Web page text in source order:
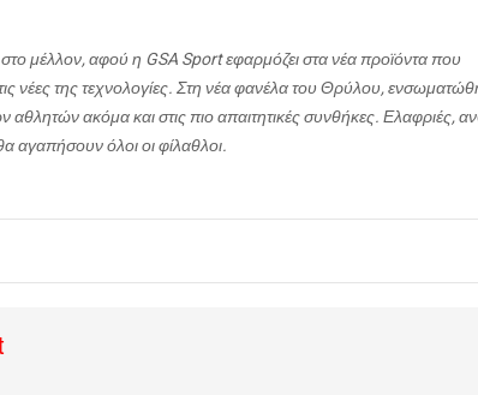
μέλλον, αφού η GSA Sport εφαρμόζει στα νέα προϊόντα που
νέες της τεχνολογίες. Στη νέα φανέλα του Θρύλου,
ακόμα και στις πιο απαιτητικές συνθήκες. Ελαφριές,
αγαπήσουν όλοι οι φίλαθλοι.